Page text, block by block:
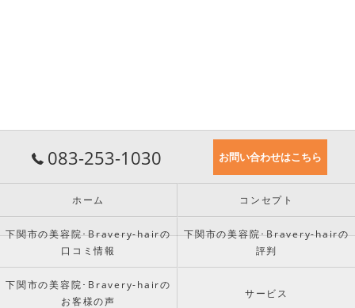
083-253-1030 お問い合わせはこちら
ホーム コンセプト
下関市の美容院･Bravery-hairの
口コミ情報
下関市の美容院･Bravery-hairの
評判
下関市の美容院･Bravery-hairの
お客様の声
サービス